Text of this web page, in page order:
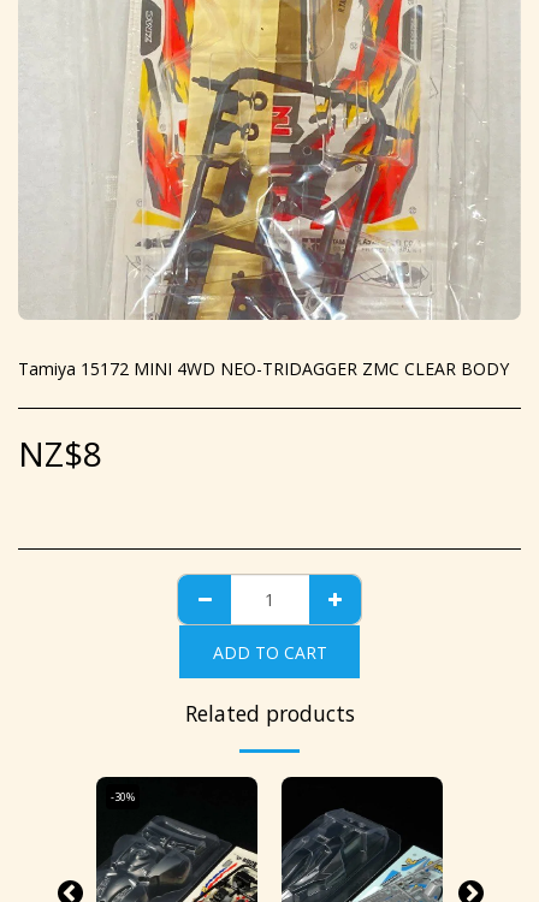
Tamiya 15172 MINI 4WD NEO-TRIDAGGER ZMC CLEAR BODY
NZ$8
ADD TO CART
Related products
-30%